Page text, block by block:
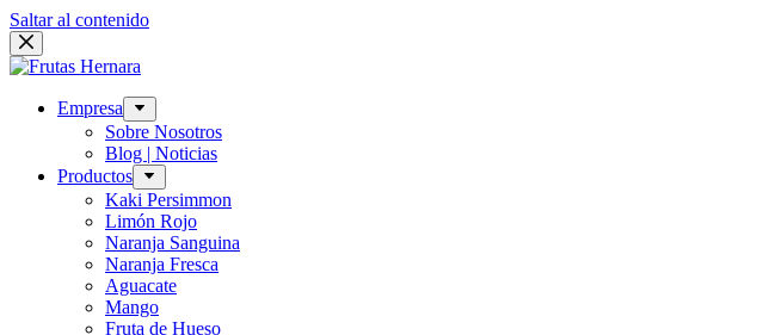
Saltar al contenido
Empresa
Sobre Nosotros
Blog | Noticias
Productos
Kaki Persimmon
Limón Rojo
Naranja Sanguina
Naranja Fresca
Aguacate
Mango
Fruta de Hueso